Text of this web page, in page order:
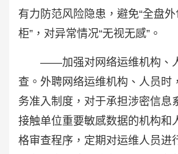
有力防范风险隐患，避免“全盘外
柜”，对异常情况“无视无感”。
——加强对网络运维机构、
查。外聘网络运维机构、人员时
务准入制度，对于承担涉密信息
接触单位重要敏感数据的机构和
格审查程序，定期对运维人员进